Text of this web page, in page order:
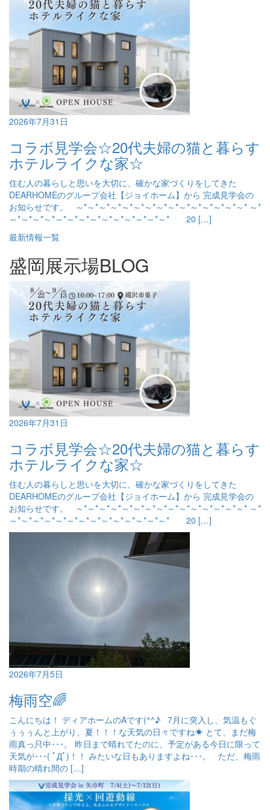
2026年7月31日
コラボ見学会☆20代夫婦の猫と暮らす
ホテルライクな家☆
住む人の暮らしと思いを大切に、確かな家づくりをしてきた
DEARHOMEのグループ会社【ジョイホーム】から 完成見学会の
お知らせです。 ～*～*～*～*～*～*～*～*～*～*～*～*～*～*～* ～*
～*～*～*～*～*～*～*～*～*～*～*～*～*～* 20 […]
最新情報一覧
盛岡展示場BLOG
2026年7月31日
コラボ見学会☆20代夫婦の猫と暮らす
ホテルライクな家☆
住む人の暮らしと思いを大切に、確かな家づくりをしてきた
DEARHOMEのグループ会社【ジョイホーム】から 完成見学会の
お知らせです。 ～*～*～*～*～*～*～*～*～*～*～*～*～*～*～* ～*
～*～*～*～*～*～*～*～*～*～*～*～*～*～* 20 […]
2026年7月5日
梅雨空🌈
こんにちは！ ディアホームのAです(^^♪ 7月に突入し、気温もぐ
ぅぅぅんと上がり、夏！！！な天気の日々ですね☀ とて、まだ梅
雨真っ只中･･･。 昨日まで晴れてたのに、予定がある今日に限って
天気が･･･( ﾟДﾟ)！！ みたいな日もありますよね･･･。 ただ、梅雨
時期の晴れ間の […]